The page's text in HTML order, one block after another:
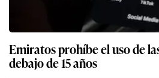
Emiratos prohíbe el uso de
debajo de 15 años